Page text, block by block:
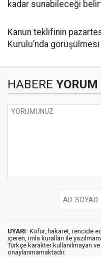
kadar sunabileceği
Kanun teklifinin
Kurulu’nda
HABERE
UYARI: Küfür, hakaret, rencide
içeren, imla kuralları ile
Türkçe karakter kullanılmayan
onaylanmamaktadır.